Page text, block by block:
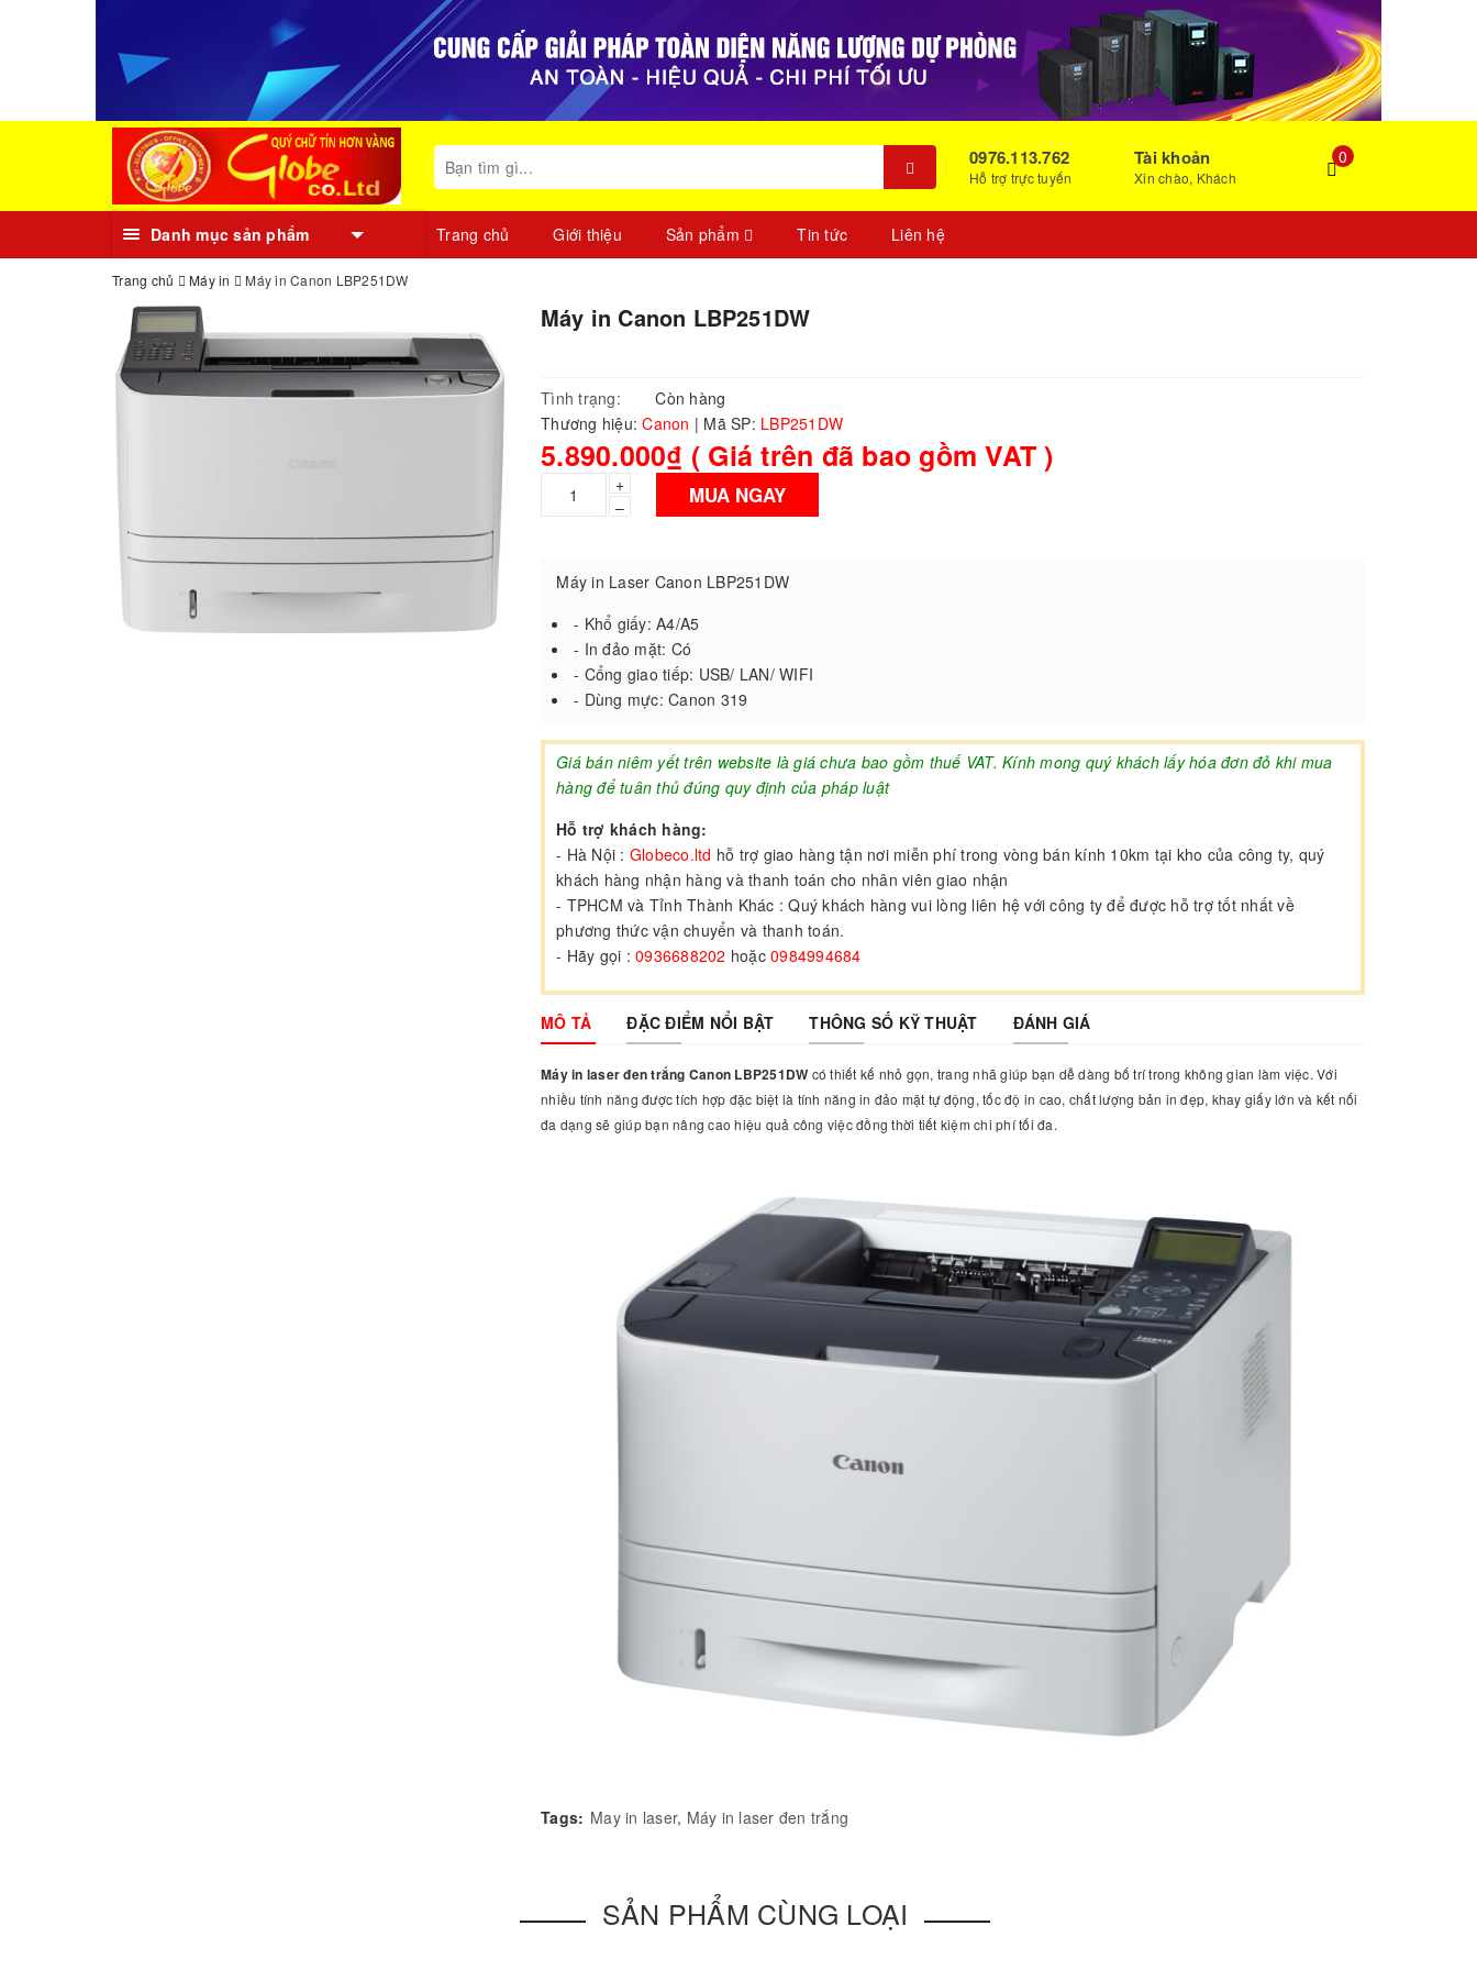
0976.113.762
Hỗ trợ trực tuyến
Tài khoản
Xin chào, Khách
0
Danh mục sản phẩm Trang chủ Giới thiệu Sản phẩm Tin tức Liên hệ
Trang chủ Máy in Máy in Canon LBP251DW
Máy in Canon LBP251DW
Tình trạng:
Còn hàng
Thương hiệu:Canon | Mã SP: LBP251DW
5.890.000₫ ( Giá trên đã bao gồm VAT )
+
–
MUA NGAY
Máy in Laser Canon LBP251DW
- Khổ giấy: A4/A5
- In đảo mặt: Có
- Cổng giao tiếp: USB/ LAN/ WIFI
- Dùng mực: Canon 319
Giá bán niêm yết trên website là giá chưa bao gồm thuế VAT. Kính mong quý khách lấy hóa đơn đỏ khi mua
hàng để tuân thủ đúng quy định của pháp luật
Hỗ trợ khách hàng:
- Hà Nội : Globeco.ltd hỗ trợ giao hàng tận nơi miễn phí trong vòng bán kính 10km tại kho của công ty, quý
khách hàng nhận hàng và thanh toán cho nhân viên giao nhận
- TPHCM và Tỉnh Thành Khác : Quý khách hàng vui lòng liên hệ với công ty để được hỗ trợ tốt nhất về
phương thức vận chuyển và thanh toán.
- Hãy gọi : 0936688202 hoặc 0984994684
MÔ TẢ ĐẶC ĐIỂM NỔI BẬT THÔNG SỐ KỸ THUẬT ĐÁNH GIÁ
Máy in laser đen trắng Canon LBP251DW có thiết kế nhỏ gọn, trang nhã giúp bạn dễ dàng bố trí trong không gian làm việc. Với
nhiều tính năng được tích hợp đặc biệt là tính năng in đảo mặt tự động, tốc độ in cao, chất lượng bản in đẹp, khay giấy lớn và kết nối
đa dạng sẽ giúp bạn nâng cao hiệu quả công việc đồng thời tiết kiệm chi phí tối đa.
Tags: May in laser, Máy in laser đen trắng
SẢN PHẨM CÙNG LOẠI